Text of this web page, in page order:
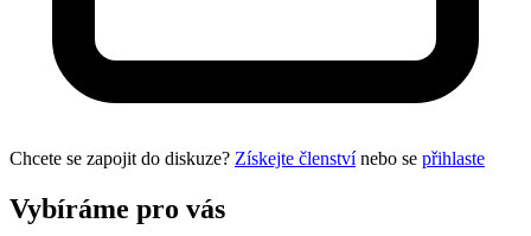
Chcete se zapojit do diskuze? Získejte členstvínebo se přihlaste
Vybíráme pro vás